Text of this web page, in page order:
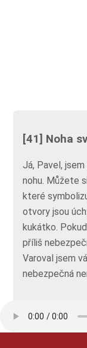
[41] Noha
Já, Pavel,
nohu. Můžete
které
otvory jsou
kukátko.
příliš
Varoval jsem
nebezpečná